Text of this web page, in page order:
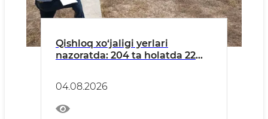
Qishloq xo‘jaligi yerlari
nazoratda: 204 ta holatda 22
04.08.2026